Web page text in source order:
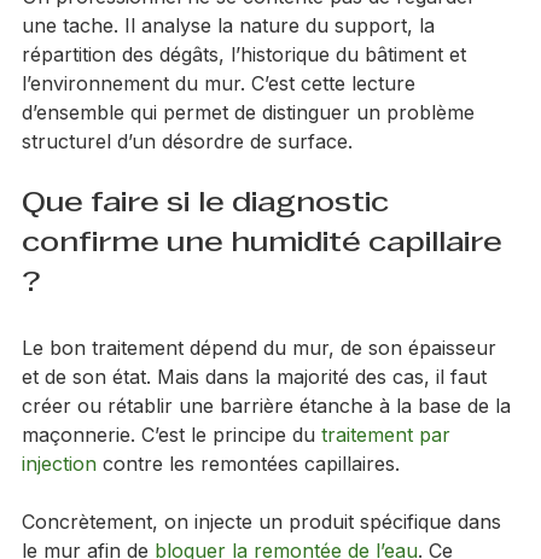
solutions temporaires.
Un professionnel ne se contente pas de regarder
une tache. Il analyse la nature du support, la
répartition des dégâts, l’historique du bâtiment et
d’ensemble qui permet de distinguer un problème
structurel d’un désordre de surface.
Que faire si le diagnostic
?
Le bon traitement dépend du mur, de son épaisseur
et de son état. Mais dans la majorité des cas, il faut
créer ou rétablir une barrière étanche à la base de la
maçonnerie. C’est le principe du
traitement par
injection contre les remontées capillaires.